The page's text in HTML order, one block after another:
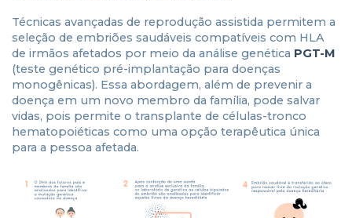
Técnicas avançadas de reprodução assistida permitem a
seleção de embriões saudáveis compatíveis com HLA
de irmãos afetados por meio da análise genética PGT-M
(teste genético pré-implantação para doenças
monogênicas). Essa abordagem, além de prevenir a
doença em um novo membro da família, pode salvar
vidas, pois permite o transplante de células-tronco
hematopoiéticas como uma opção terapêutica única
para a pessoa afetada.